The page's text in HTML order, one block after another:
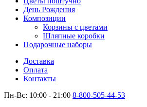
День Рождения
Композиции
Корзины с цветами
Шляпные коробки
Подарочные наборы
Доставка
Оплата
Контакты
Пн-Вс: 10:00 - 21:00 8-800-505-44-53